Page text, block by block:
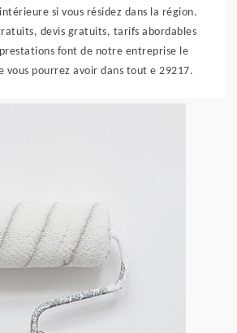
si vous résidez dans la région.
devis gratuits, tarifs abordables
font de notre entreprise le
vous pourrez avoir dans tout e 29217.